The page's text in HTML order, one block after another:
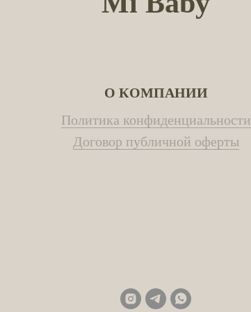
О КОМПАНИИ
Политика конфиденциальности
Договор публичной оферты